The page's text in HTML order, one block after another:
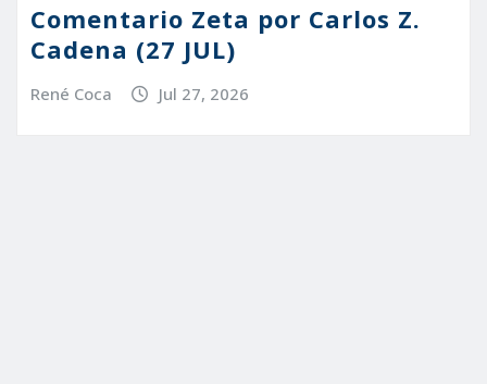
Comentario Zeta por Carlos Z.
Cadena (27 JUL)
René Coca Jul 27, 2026